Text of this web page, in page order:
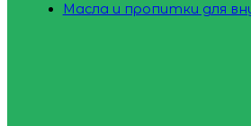
Масла и пропитки для